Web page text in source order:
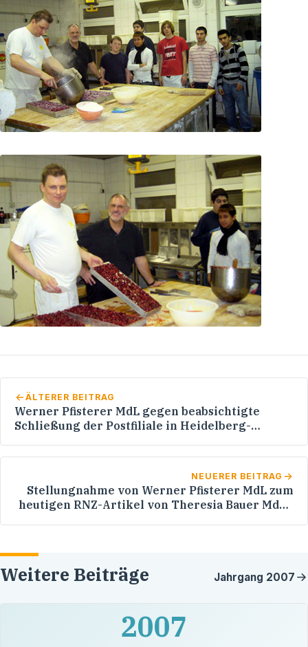
ÄLTERER BEITRAG
Werner Pfisterer MdL gegen beabsichtigte
Schließung der Postfiliale in Heidelberg-
NEUERER BEITRAG
Stellungnahme von Werner Pfisterer MdL zum
heutigen RNZ-Artikel von Theresia Bauer MdL /
Weitere Beiträge Jahrgang 2007
2007